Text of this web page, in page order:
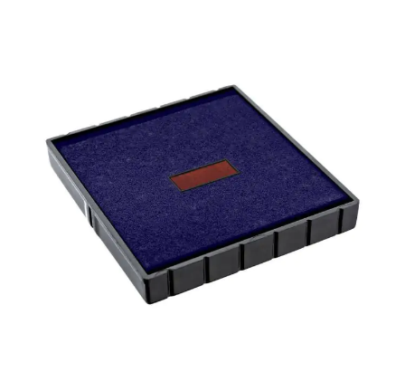
gallery